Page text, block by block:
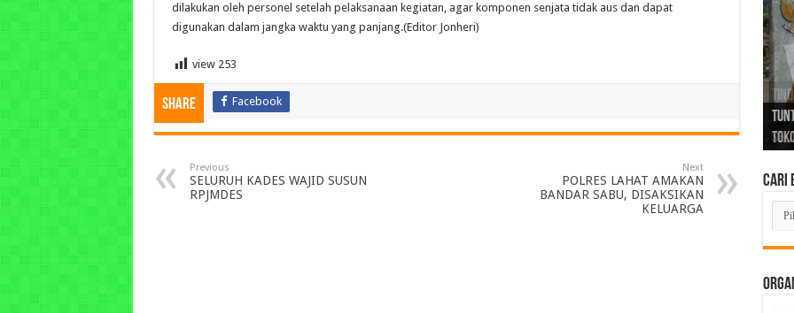
dilakukan oleh personel setelah pelaksanaan kegiatan, agar komponen senjata tidak aus dan dapat
digunakan dalam jangka waktu yang panjang.(Editor Jonheri)
view 253
Share Facebook
Previous
SELURUH KADES WAJID SUSUN
RPJMDES
Next
POLRES LAHAT AMAKAN
BANDAR SABU, DISAKSIKAN
KELUARGA
Cari
Cari
di